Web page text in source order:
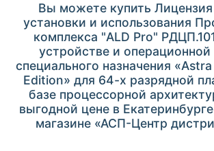
Вы можете купить Лицензия
установки и использования
комплекса "ALD Pro"
устройстве и
специального назначения
Edition» для 64-х разрядной
базе процессорной
выгодной цене в
магазине «АСП-Центр